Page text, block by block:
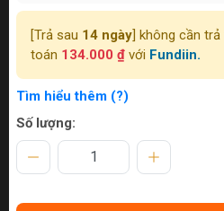
[Trả sau 14 ngày ] không cần
toán 134.000 ₫ với Fundiin.
Tìm hiểu thêm (?)
Số lượng: